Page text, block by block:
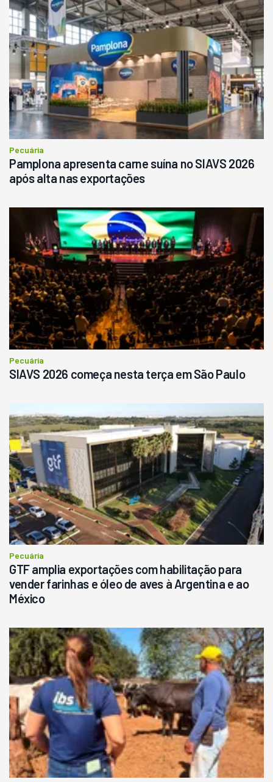
Pecuária
Pamplona apresenta carne suína no SIAVS 2026
após alta nas exportações
Pecuária
SIAVS 2026 começa nesta terça em São Paulo
Pecuária
GTF amplia exportações com habilitação para
vender farinhas e óleo de aves à Argentina e ao
México